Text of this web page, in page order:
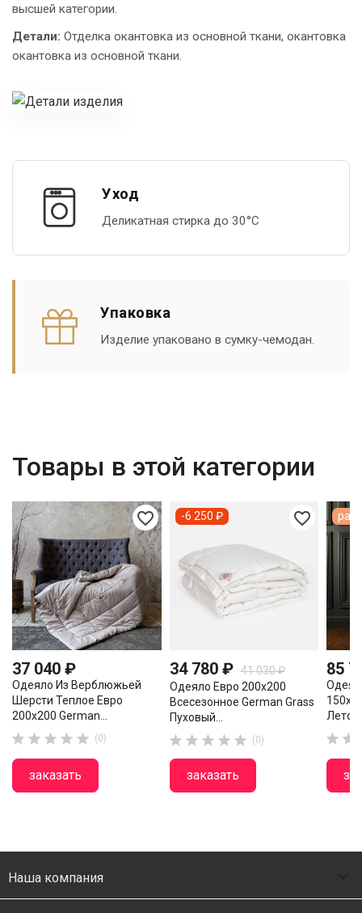
высшей категории.
Детали: Отделка окантовка из основной ткани, окантовка
окантовка из основной ткани.
Уход
Деликатная стирка до 30°С
Упаковка
Изделие упаковано в сумку-чемодан.
Товары в этой категории
favorite_border
37 040 ₽
Одеяло Из Верблюжьей
Шерсти Теплое Евро
200х200 German...
     (0)
заказать
favorite_border
34 780 ₽ 41 030 ₽
Одеяло Евро 200х200
Всесезонное German Grass
Пуховый...
     (0)
заказать
-6 250 ₽
85
Лето
 
Наша компания